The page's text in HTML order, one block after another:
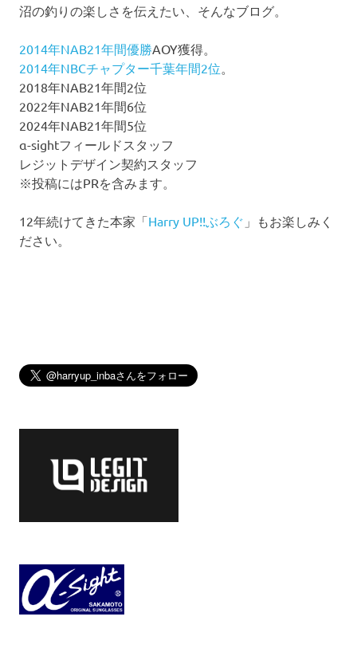
沼の釣りの楽しさを伝えたい、そんなブログ。
2014年NAB21年間優勝AOY獲得。
2014年NBCチャプター千葉年間2位。
2018年NAB21年間2位
2022年NAB21年間6位
2024年NAB21年間5位
α-sightフィールドスタッフ
レジットデザイン契約スタッフ
※投稿にはPRを含みます。
12年続けてきた本家「Harry UP!!ぶろぐ 」もお楽しみく
ださい。